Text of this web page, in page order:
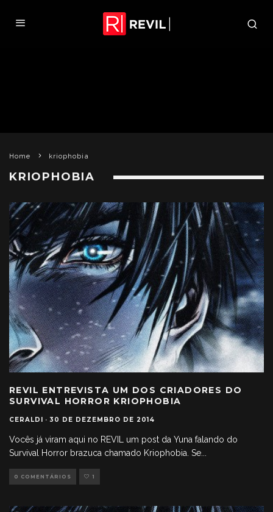
Home kriophobia
KRIOPHOBIA
REVIL ENTREVISTA UM DOS CRIADORES DO
SURVIVAL HORROR KRIOPHOBIA
CERALDI · 30 DE DEZEMBRO DE 2014
Vocês já viram aqui no REVIL um post da Yuna falando do
Survival Horror brazuca chamado Kriophobia. Se
0 COMENTÁRIOS 1